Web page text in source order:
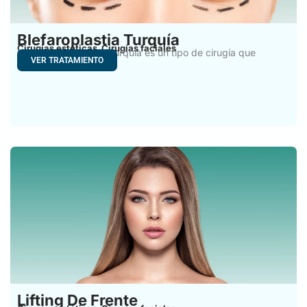
Blefaroplastia Turquía
Cirugías estéticas,Cirugías faciales
La blefaroplastia en Turquía es un tipo de cirugía que
VER TRATAMIENTO
Lifting De Frente